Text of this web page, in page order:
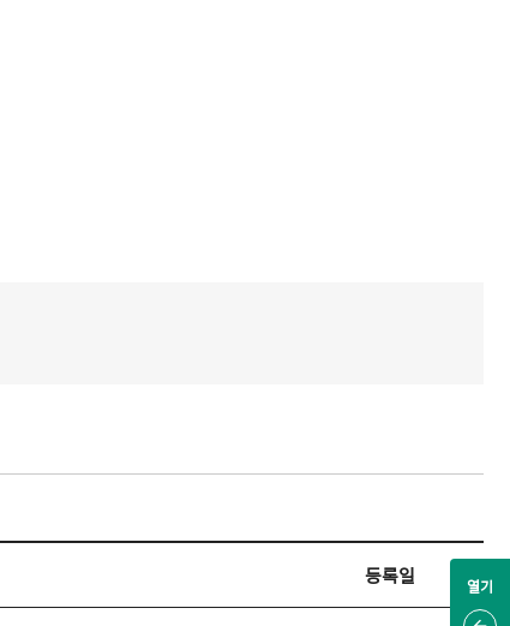
등록일 열기